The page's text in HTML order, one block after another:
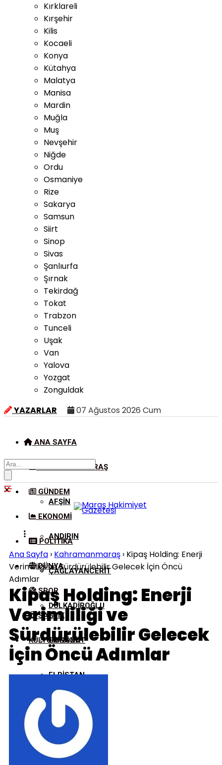
Kırklareli
Kırşehir
Kilis
Kocaeli
Konya
Kütahya
Malatya
Manisa
Mardin
Muğla
Muş
Nevşehir
Niğde
Ordu
Osmaniye
Rize
Sakarya
Samsun
Siirt
Sinop
Sivas
Şanlıurfa
Şırnak
Tekirdağ
Tokat
Trabzon
Tunceli
Uşak
Van
Yalova
Yozgat
Zonguldak
YAZARLAR
07 Ağustos 2026 Cum
ANA SAYFA
KAHRAMANMARAŞ
AFŞIN
ANDIRIN
ÇAĞLAYANCERIT
DULKADIROĞLU
EKINÖZÜ
ELBISTAN
GÖKSUN
NURHAK
GÜNDEM
EKONOMI
POLITIKA
DÜNYA
SPOR
SAĞLIK
KÜLTÜR/SANAT
Ana Sayfa › Kahramanmaraş › Kipaş Holding: Enerji
Verimliliği ve Sürdürülebilir Gelecek İçin Öncü
Adımlar
Kipaş Holding: Enerji
Verimliliği ve
Sürdürülebilir Gelecek
İçin Öncü Adımlar